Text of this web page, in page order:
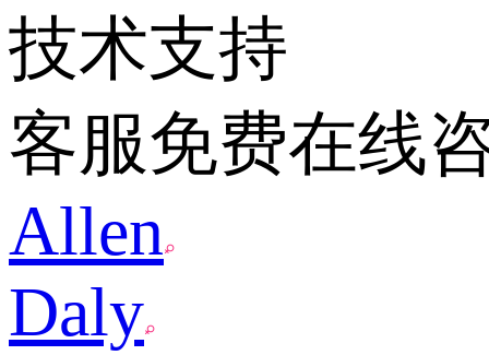
技术支持
客服免费在线
Allen
Daly